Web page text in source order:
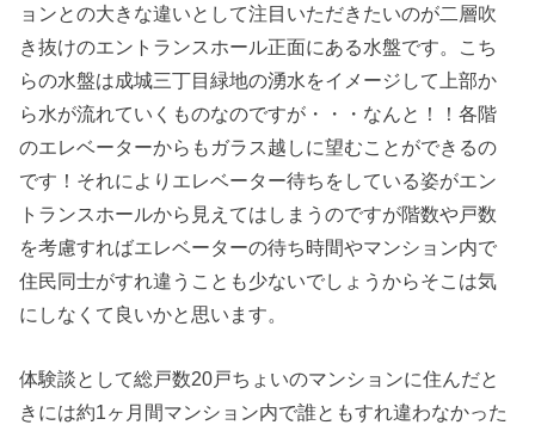
ョンとの大きな違いとして注目いただきたいのが二層吹
き抜けのエントランスホール正面にある水盤です。こち
らの水盤は成城三丁目緑地の湧水をイメージして上部か
ら水が流れていくものなのですが・・・なんと！！各階
のエレベーターからもガラス越しに望むことができるの
です！それによりエレベーター待ちをしている姿がエン
トランスホールから見えてはしまうのですが階数や戸数
を考慮すればエレベーターの待ち時間やマンション内で
住民同士がすれ違うことも少ないでしょうからそこは気
にしなくて良いかと思います。
体験談として総戸数20戸ちょいのマンションに住んだと
きには約1ヶ月間マンション内で誰ともすれ違わなかった